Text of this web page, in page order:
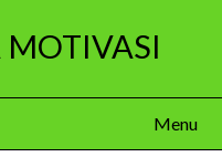
Menu